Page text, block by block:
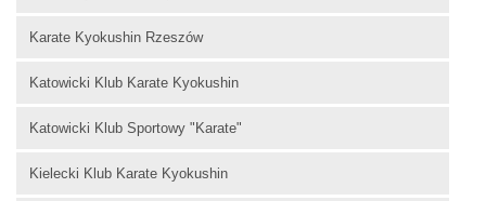
Karate Kyokushin Rzeszów
Katowicki Klub Karate Kyokushin
Katowicki Klub Sportowy "Karate"
Kielecki Klub Karate Kyokushin